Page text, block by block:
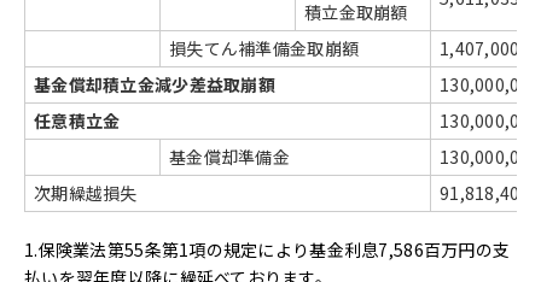
積立金取崩額
損失てん補準備金取崩額
基金償却積立金減少差益取崩額
任意積立金
基金償却準備金
次期繰越損失
1.保険業法第55条第1項の規定により基金利息7,586百万円の支